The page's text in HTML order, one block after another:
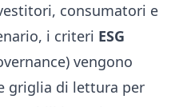
consumatori e
i criteri ESG
vengono
griglia di lettura per